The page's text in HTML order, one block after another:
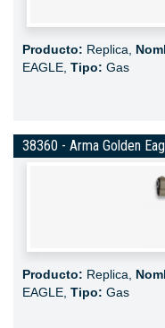
Producto: Replica,
EAGLE, Tipo: Gas
38360 - Arma Golden
Producto: Replica,
EAGLE, Tipo: Gas